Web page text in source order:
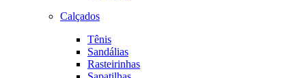
Calçados
Tênis
Sandálias
Rasteirinhas